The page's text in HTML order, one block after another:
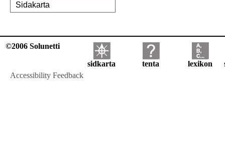
Sidakarta
©2006 Solunetti
sidkarta tenta lexikon
Accessibility Feedback